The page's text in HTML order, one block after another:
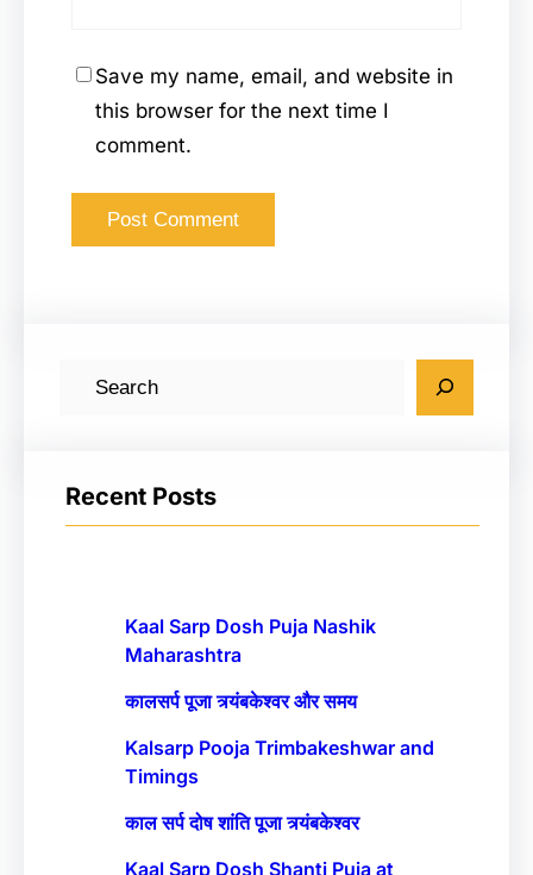
Save my name, email, and website in
this browser for the next time I
comment.
c
Recent Posts
Kaal Sarp Dosh Puja Nashik
Maharashtra
कालसर्प पूजा त्र्यंबकेश्वर और समय
Kalsarp Pooja Trimbakeshwar and
Timings
काल सर्प दोष शांति पूजा त्र्यंबकेश्वर
Kaal Sarp Dosh Shanti Puja at